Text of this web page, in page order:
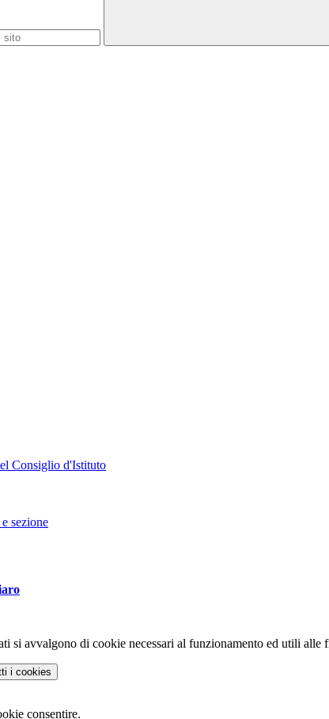
Consiglio d'Istituto
sezione
si avvalgono di cookie necessari al funzionamento ed utili alle
i cookies
consentire.